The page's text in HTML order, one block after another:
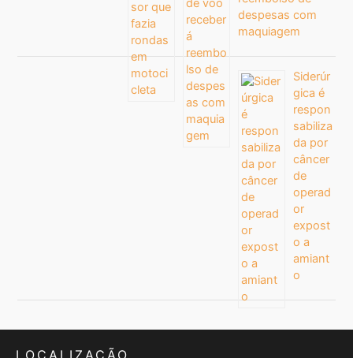
despesas com
maquiagem
Siderúr
gica é
respon
sabiliza
da por
câncer
de
operad
or
expost
o a
amiant
o
LOCALIZAÇÃO